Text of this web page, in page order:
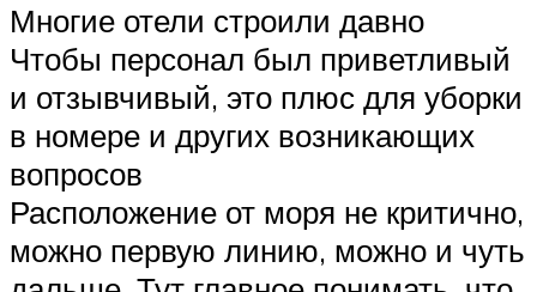
Многие отели строили давно
Чтобы персонал был приветливый
и отзывчивый, это плюс для уборки
в номере и других возникающих
вопросов
Расположение от моря не критично,
можно первую линию, можно и чуть